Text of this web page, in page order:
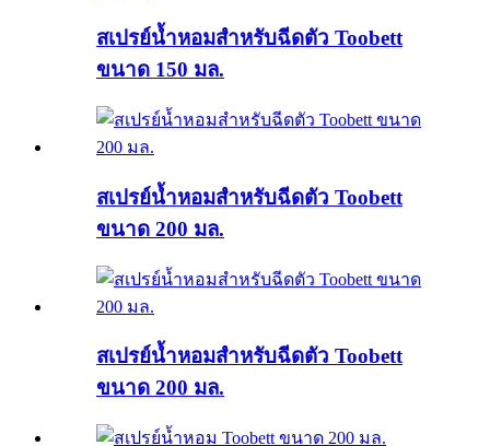
สเปรย์น้ำหอมสำหรับฉีดตัว Toobett
ขนาด 150 มล.
สเปรย์น้ำหอมสำหรับฉีดตัว Toobett
ขนาด 200 มล.
สเปรย์น้ำหอมสำหรับฉีดตัว Toobett
ขนาด 200 มล.